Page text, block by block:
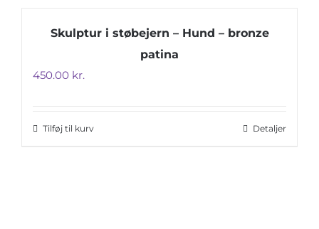
Skulptur i støbejern – Hund – bronze
patina
450.00 kr.
Tilføj til kurv Detaljer